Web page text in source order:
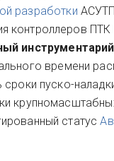
разработки АСУТП
контроллеров
инструментарий
времени
сроки пуско-
статус